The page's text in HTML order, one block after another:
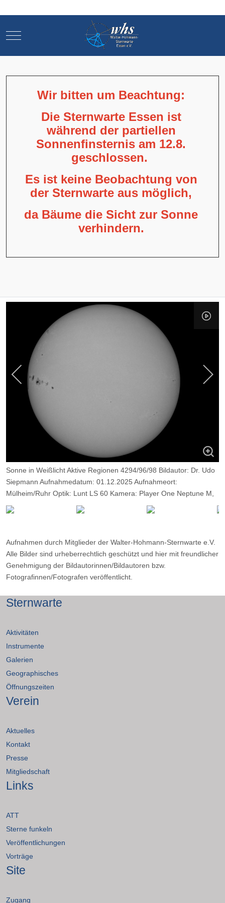
Mobile Menu Toggle
Wir bitten um Beachtung:
Die Sternwarte Essen ist
während der partiellen
Sonnenfinsternis am 12.8.
geschlossen.
Es ist keine Beobachtung von
der Sternwarte aus möglich,
da Bäume die Sicht zur Sonne
verhindern.
Sonne in Weißlicht Aktive Regionen 4294/96/98 Bildautor: Dr. Udo
Siepmann Aufnahmedatum: 01.12.2025 Aufnahmeort:
Mülheim/Ruhr Optik: Lunt LS 60 Kamera: Player One Neptune M,
Belichtung: 2000 Frames, davon 14%.
Aufnahmen durch Mitglieder der Walter-Hohmann-Sternwarte e.V.
Alle Bilder sind urheberrechtlich geschützt und hier mit freundlicher
Genehmigung der Bildautorinnen/Bildautoren bzw.
Fotografinnen/Fotografen veröffentlicht.
Sternwarte
Aktivitäten
Instrumente
Galerien
Geographisches
Öffnungszeiten
Verein
Aktuelles
Kontakt
Presse
Mitgliedschaft
Links
ATT
Sterne funkeln
Veröffentlichungen
Vorträge
Site
Zugang